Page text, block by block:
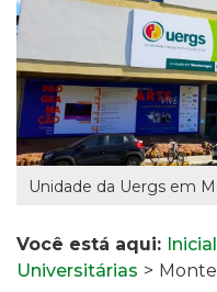
Unidade da Uergs em
Você está aqui: Inicial
Universitárias >